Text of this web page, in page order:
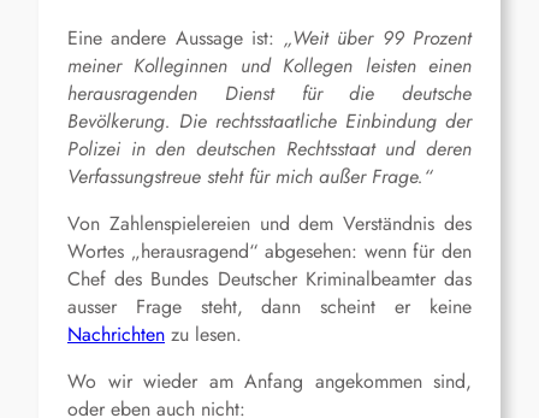
Eine andere Aussage ist: „Weit über 99 Prozent
meiner Kolleginnen und Kollegen leisten einen
herausragenden Dienst für die deutsche
Bevölkerung. Die rechtsstaatliche Einbindung der
Polizei in den deutschen Rechtsstaat und deren
Verfassungstreue steht für mich außer Frage.“
Von Zahlenspielereien und dem Verständnis des
Wortes „herausragend“ abgesehen: wenn für den
Chef des Bundes Deutscher Kriminalbeamter das
ausser Frage steht, dann scheint er keine
Nachrichten zu lesen.
Wo wir wieder am Anfang angekommen sind,
oder eben auch nicht: